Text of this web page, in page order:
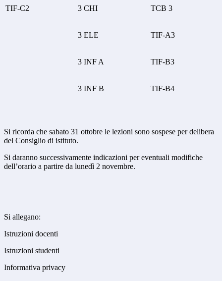
TIF-C2 3 CHI TCB 3
3 ELE TIF-A3
3 INF A TIF-B3
3 INF B TIF-B4
Si ricorda che sabato 31 ottobre le lezioni sono sospese per delibera
del Consiglio di istituto.
Si daranno successivamente indicazioni per eventuali modifiche
dell’orario a partire da lunedì 2 novembre.
Si allegano:
Istruzioni docenti
Istruzioni studenti
Informativa privacy